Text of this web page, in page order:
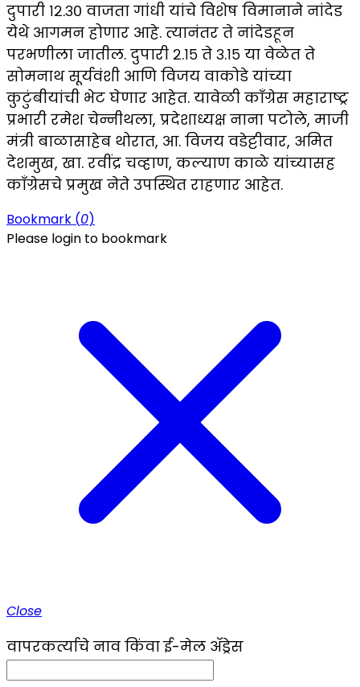
दुपारी १२.३० वाजता गांधी यांचे विशेष विमानाने नांदेड
येथे आगमन होणार आहे. त्यानंतर ते नांदेडहून
परभणीला जातील. दुपारी २.१५ ते ३.१५ या वेळेत ते
सोमनाथ सूर्यवंशी आणि विजय वाकोडे यांच्या
कुटुंबीयांची भेट घेणार आहेत. यावेळी काँग्रेस महाराष्ट्र
प्रभारी रमेश चेन्नीथला, प्रदेशाध्यक्ष नाना पटोले, माजी
मंत्री बाळासाहेब थोरात, आ. विजय वडेट्टीवार, अमित
देशमुख, खा. रवींद्र चव्हाण, कल्याण काळे यांच्यासह
काँग्रेसचे प्रमुख नेते उपस्थित राहणार आहेत.
Bookmark (0)
Please login to bookmark
Close
वापरकर्त्याचे नाव किंवा ई-मेल ॲड्रेस